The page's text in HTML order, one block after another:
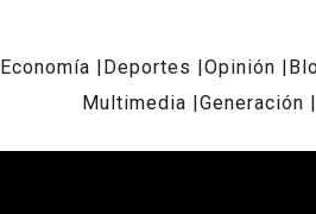
Economía Deportes Opinión
Multimedia
Generación